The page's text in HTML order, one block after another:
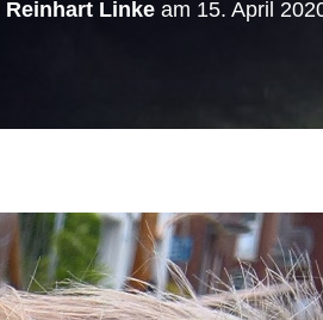
Reinhart Linkeam 15. April